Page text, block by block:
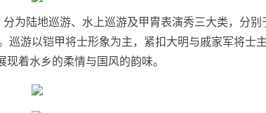
为陆地巡游、水上巡游及甲胄表演秀三大类，分别
巡游以铠甲将士形象为主，紧扣大明与戚家军将士
着水乡的柔情与国风的韵味。